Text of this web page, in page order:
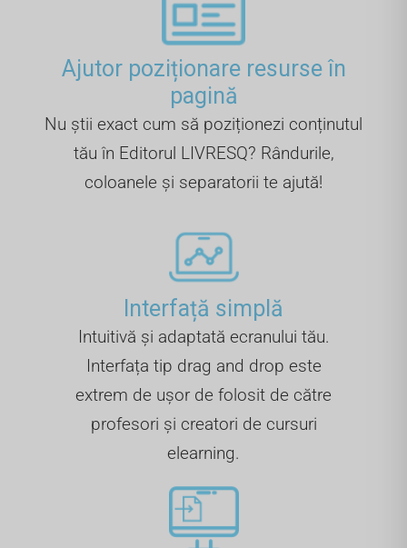
Ajutor poziționare resurse în
pagină
Nu știi exact cum să poziționezi conținutul
tău în Editorul LIVRESQ? Rândurile,
coloanele și separatorii te ajută!
Interfață simplă
Intuitivă și adaptată ecranului tău.
Interfața tip drag and drop este
extrem de ușor de folosit de către
profesori și creatori de cursuri
elearning.